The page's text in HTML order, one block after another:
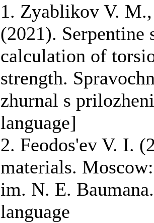
1. Zyablikov V.
(2021). Serpentine
calculation of
strength.
zhurnal s
language]
2. Feodos'ev V. I.
materials.
im. N. E.
language